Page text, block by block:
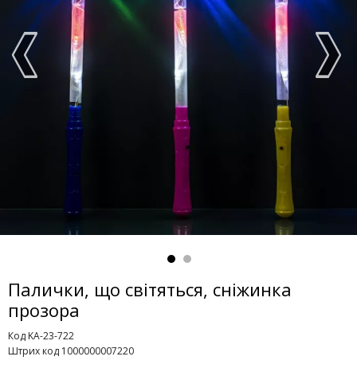
Палички, що світяться, сніжинка
прозора
Код KA-23-722
Штрих код 1000000007220